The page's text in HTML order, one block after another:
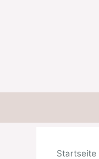
Startseite